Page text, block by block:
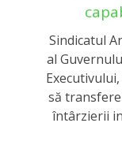
Sindicatul
al
să
întârzierii